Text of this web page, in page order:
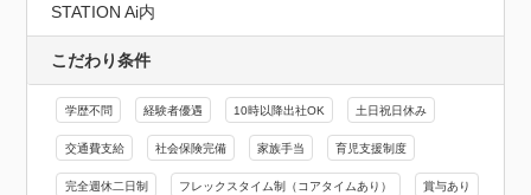
STATION Ai内
こだわり条件
学歴不問 経験者優遇 10時以降出社OK 土日祝日休み
交通費支給 社会保険完備 家族手当 育児支援制度
完全週休二日制 フレックスタイム制（コアタイムあり） 賞与あり